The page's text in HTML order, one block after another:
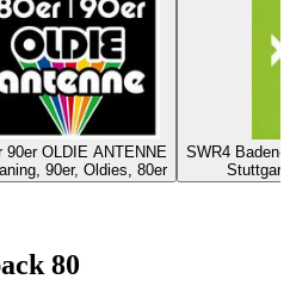
90er OLDIE ANTENNE
90er, Oldies, 80er
SWR4 Baden-
80